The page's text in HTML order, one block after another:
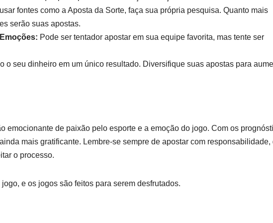
fontes como a Aposta da Sorte, faça sua própria pesquisa. Quanto mais
serão suas apostas.
Pode ser tentador apostar em sua equipe favorita, mas tente ser
o seu dinheiro em um único resultado. Diversifique suas apostas para
emocionante de paixão pelo esporte e a emoção do jogo. Com os
mais gratificante. Lembre-se sempre de apostar com responsabilidade,
o processo.
e os jogos são feitos para serem desfrutados.